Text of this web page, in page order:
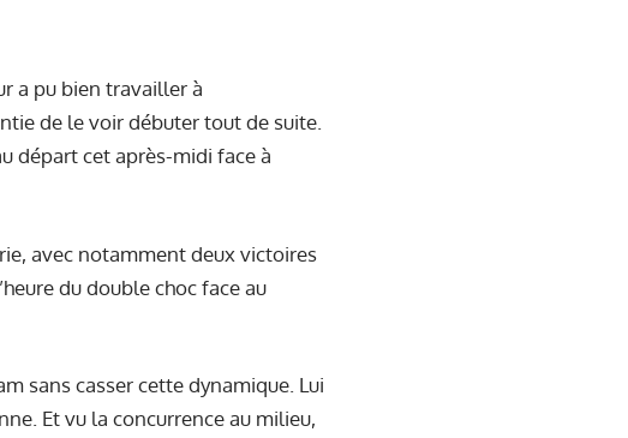
a pu bien travailler à
de le voir débuter tout de suite.
départ cet après-midi face à
avec notamment deux victoires
du double choc face au
sans casser cette dynamique. Lui
Et vu la concurrence au milieu,